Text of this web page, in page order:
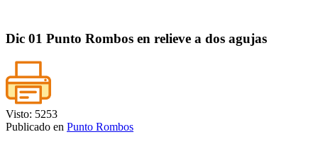
Dic 01 Punto Rombos en relieve a dos agujas
Visto: 5253
Publicado en Punto Rombos